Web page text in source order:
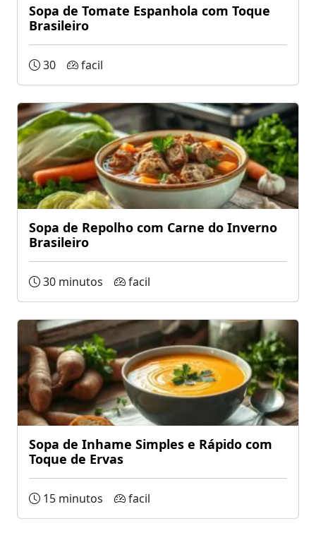
Sopa de Tomate Espanhola com Toque
Brasileiro
30 facil
Sopa de Repolho com Carne do Inverno
Brasileiro
30 minutos facil
Sopa de Inhame Simples e Rápido com
Toque de Ervas
15 minutos facil